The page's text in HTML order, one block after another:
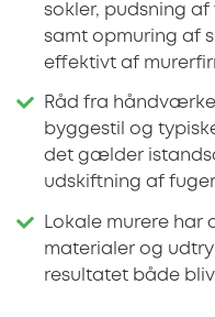
sokler, pudsning
samt opmuring af
effektivt af
Råd fra
byggestil og
det gælder
udskiftning af
Lokale murere har
materialer og
resultatet både